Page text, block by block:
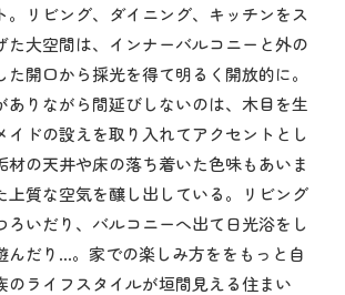
。リビング、ダイニング、キッチンをス
た大空間は、インナーバルコニーと外の
開口から採光を得て明るく開放的に。
ありながら間延びしないのは、木目を生
イドの設えを取り入れてアクセントとし
材の天井や床の落ち着いた色味もあいま
上質な空気を醸し出している。リビング
ろいだり、バルコニーへ出て日光浴をし
んだり…。家での楽しみ方ををもっと自
のライフスタイルが垣間見える住まい